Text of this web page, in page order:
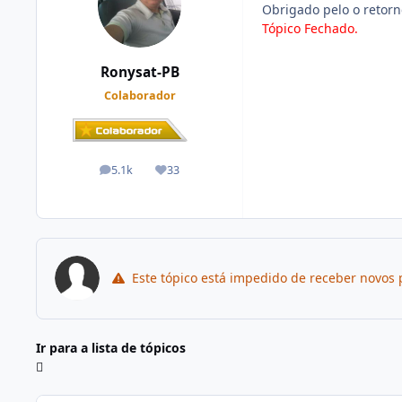
Ronysat-PB
Colaborador
5.1k
posts 33
Reputação
Obrigado pelo o
Tópico Fechado.
Este tópico está impedido de receber novos
Ir para a lista de tópicos